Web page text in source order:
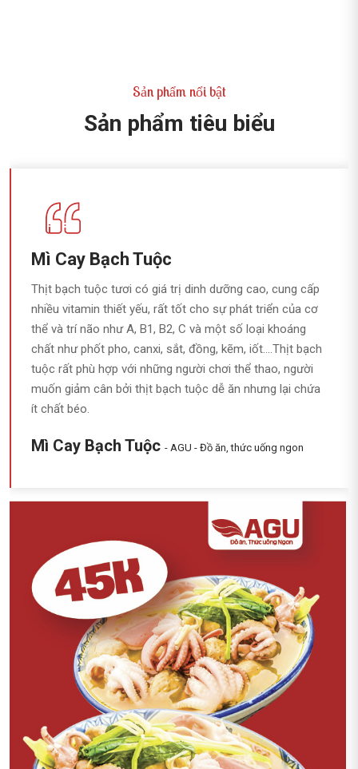
Sản phẩm nổi bật
Sản phẩm tiêu biểu
Mì Cay Bạch Tuộc
Thịt bạch tuộc tươi có giá trị dinh dưỡng cao, cung cấp
nhiều vitamin thiết yếu, rất tốt cho sự phát triển của cơ
thể và trí não như A, B1, B2, C và một số loại khoáng
chất như phốt pho, canxi, sắt, đồng, kẽm, iốt….Thịt bạch
tuộc rất phù hợp với những người chơi thể thao, người
muốn giảm cân bởi thịt bạch tuộc dễ ăn nhưng lại chứa
ít chất béo.
Mì Cay Bạch Tuộc - AGU - Đồ ăn, thức uống ngon